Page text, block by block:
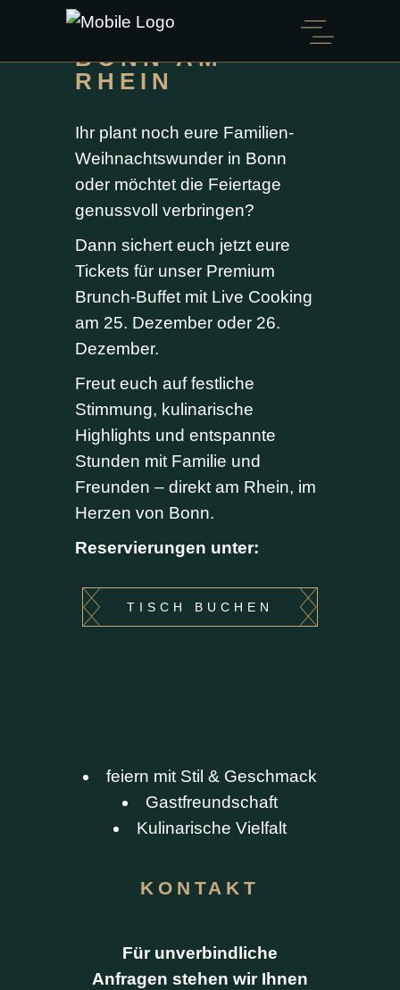
WEIHNACHTSB
RUNCH IN
BONN AM
RHEIN
Ihr plant noch eure Familien-
Weihnachtswunder in Bonn
oder möchtet die Feiertage
genussvoll verbringen?
Dann sichert euch jetzt eure
Tickets für unser Premium
Brunch-Buffet mit Live Cooking
am 25. Dezember oder 26.
Dezember.
Freut euch auf festliche
Stimmung, kulinarische
Highlights und entspannte
Stunden mit Familie und
Freunden – direkt am Rhein, im
Herzen von Bonn.
Reservierungen unter:
TISCH BUCHEN
feiern mit Stil & Geschmack
Gastfreundschaft
Kulinarische Vielfalt
KONTAKT
Für unverbindliche
Anfragen stehen wir Ihnen